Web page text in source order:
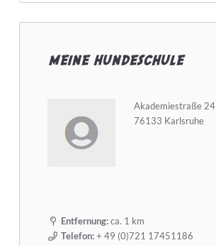
Detailsuche starten
meine hundeschule
Akademiestraße 24
76133 Karlsruhe
Entfernung:ca. 1 km
Telefon:+ 49 (0)721 17451186